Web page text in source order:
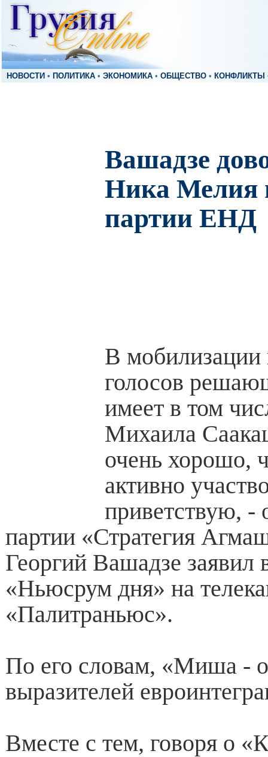
НОВОСТИ • ПОЛИТИКА • ЭКОНОМИКА • ОБЩЕСТВО • КОНФЛИКТЫ
Вашадзе
Ника Мелия
партии ЕНД
В мобилизации
голосов
имеет в том
Михаила
очень хорошо,
активно
приветствую, -
партии «Стратегия
Георгий Вашадзе заявил
«Ньюсрум дня» на
«Палитраньюс».
По его словам, «Миша -
выразителей
Вместе с тем, говоря о